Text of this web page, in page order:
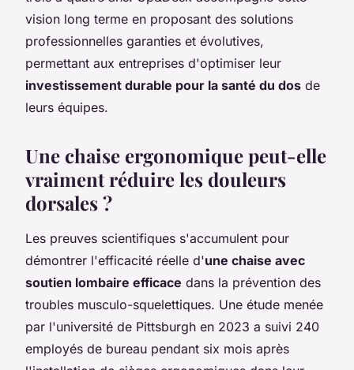
vision long terme en proposant des solutions
professionnelles garanties et évolutives,
permettant aux entreprises d'optimiser leur
investissement durable pour la santé du dos de
leurs équipes.
Une chaise ergonomique peut-elle
vraiment réduire les douleurs
dorsales ?
Les preuves scientifiques s'accumulent pour
démontrer l'efficacité réelle d'une chaise avec
soutien lombaire efficace dans la prévention des
troubles musculo-squelettiques. Une étude menée
par l'université de Pittsburgh en 2023 a suivi 240
employés de bureau pendant six mois après